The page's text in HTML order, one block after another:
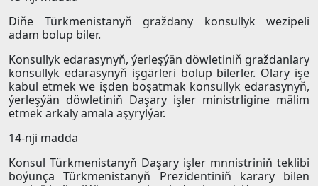
Diňe Türkmenistanyň graždany konsullyk wezipeli
adam bolup biler.
Konsullyk edarasynyň, ýerleşýän döwletiniň graždanlary
konsullyk edarasynyň işgärleri bolup bilerler. Olary işe
kabul etmek we işden boşatmak konsullyk edarasynyň,
ýerleşýän döwletiniň Daşary işler ministrligine mälim
etmek arkaly amala aşyrylýar.
14-nji madda
Konsul Türkmenistanyň Daşary işler mnnistriniň teklibi
boýunça Türkmenistanyň Prezidentiniň karary bilen